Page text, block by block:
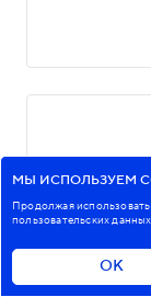
МЫ ИСПОЛЬЗУЕМ
Продолжая
пользовательских данных
ОК